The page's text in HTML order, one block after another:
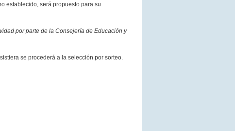
establecido, será propuesto para su
por parte de la Consejería de Educación y
se procederá a la selección por sorteo.